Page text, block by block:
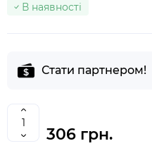
В наявності
Стати партнером!
306 грн.